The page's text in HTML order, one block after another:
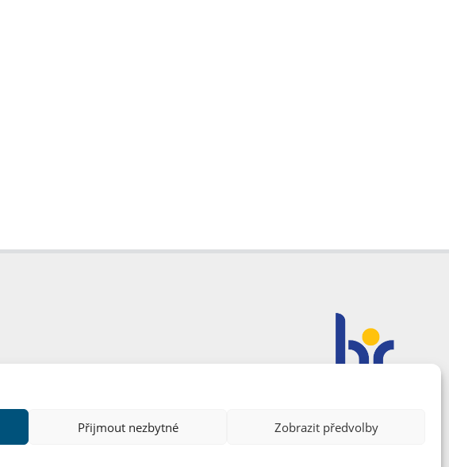
Přijmout nezbytné Zobrazit předvolby